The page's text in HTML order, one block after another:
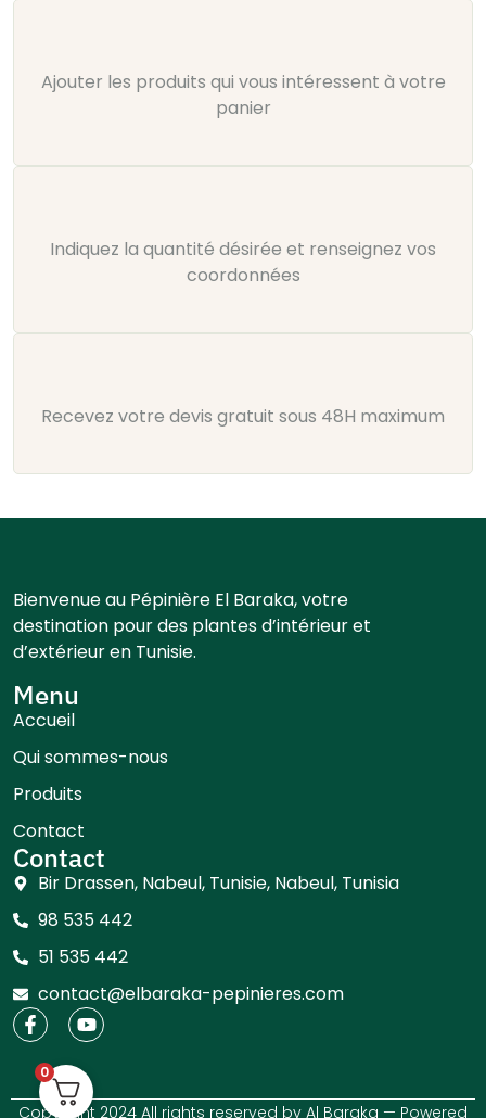
Ajouter les produits qui vous intéressent à votre
panier
Indiquez la quantité désirée et renseignez vos
coordonnées
Recevez votre devis gratuit sous 48H maximum
Bienvenue au Pépinière El Baraka, votre
destination pour des plantes d’intérieur et
d’extérieur en Tunisie.
Menu
Accueil
Qui sommes-nous
Produits
Contact
Contact
Bir Drassen, Nabeul, Tunisie, Nabeul, Tunisia
98 535 442
51 535 442
contact@elbaraka-pepinieres.com
Copyright 2024 All rights reserved by Al Baraka — Powered
0